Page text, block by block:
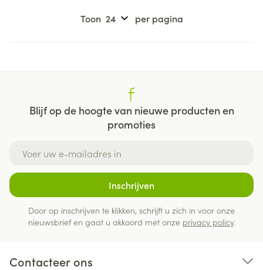
Toon per pagina
Blijf op de hoogte van nieuwe producten en
promoties
Inschrijven
Door op inschrijven te klikken, schrijft u zich in voor onze
nieuwsbrief en gaat u akkoord met onze privacy policy.
Contacteer ons